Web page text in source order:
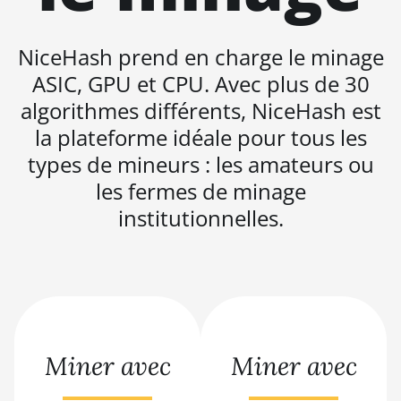
BITMAIN AntMiner S21
Immersion (301Th)
BITMAIN AntMiner S21 Pro
BITMAIN AntMiner S21 XP
(270Th)
BITMAIN AntMiner S21 XP Hyd
BITMAIN AntMiner S21+
NiceHash prend en charge le minage
ASIC, GPU et CPU. Avec plus de 30
algorithmes différents, NiceHash est
la plateforme idéale pour tous les
types de mineurs : les amateurs ou
les fermes de minage
institutionnelles.
Miner avec Miner avec